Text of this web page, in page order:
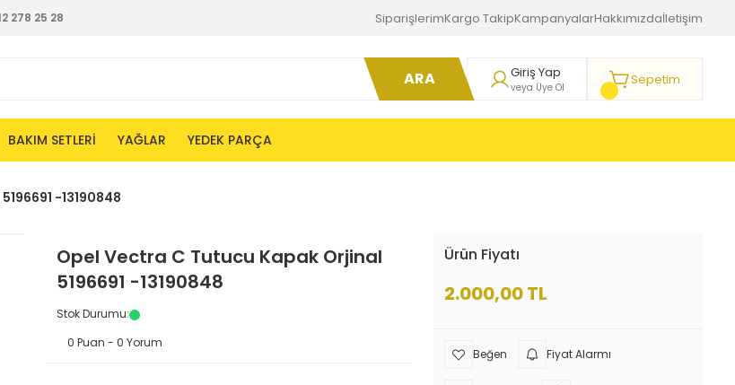
278 25 28 SiparişlerimKargo TakipKampanyalarHakkımızdaİletişim
ARA Giriş Yap
veya Üye Ol Sepetim
BAKIM SETLERİ YAĞLAR YEDEK PARÇA
-13190848
Opel Vectra C Tutucu Kapak Orjinal
5196691 -13190848
Stok Durumu:
0 Puan - 0 Yorum
Ürün Fiyatı
2.000,00 TL
Fiyat Alarmı